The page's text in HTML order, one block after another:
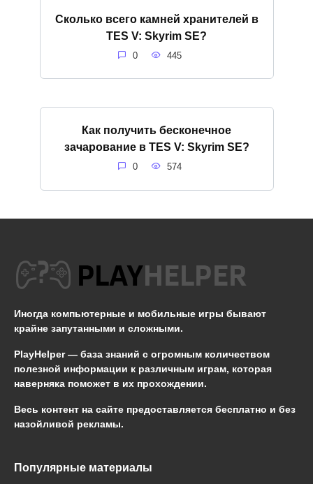
Сколько всего камней хранителей в
TES V: Skyrim SE?
0 445
Как получить бесконечное
зачарование в TES V: Skyrim SE?
0 574
Иногда компьютерные и мобильные игры бывают
крайне запутанными и сложными.
PlayHelper — база знаний с огромным количеством
полезной информации к различным играм, которая
наверняка поможет в их прохождении.
Весь контент на сайте предоставляется бесплатно и без
назойливой рекламы.
Популярные материалы